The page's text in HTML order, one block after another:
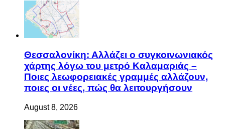
Θεσσαλονίκη: Αλλάζει ο συγκοινωνιακός
χάρτης λόγω του μετρό Καλαμαριάς –
Ποιες λεωφορειακές γραμμές αλλάζουν,
ποιες οι νέες, πώς θα λειτουργήσουν
August 8, 2026